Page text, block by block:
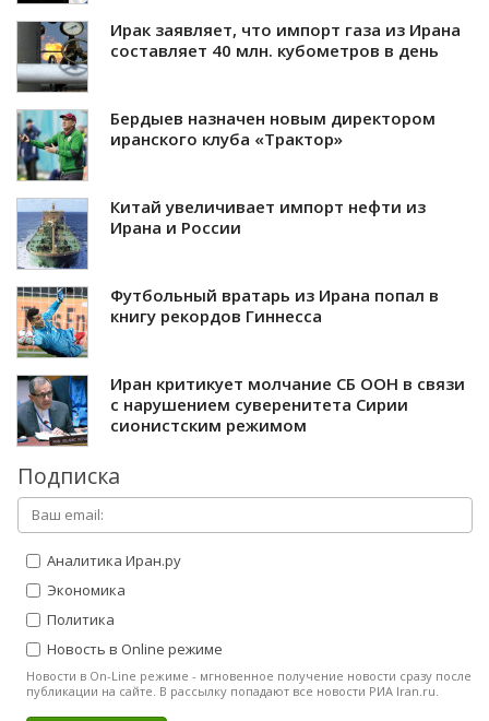
Ирак заявляет, что импорт газа из Ирана
составляет 40 млн. кубометров в день
Бердыев назначен новым директором
иранского клуба «Трактор»
Китай увеличивает импорт нефти из
Ирана и России
Футбольный вратарь из Ирана попал в
книгу рекордов Гиннесса
Иран критикует молчание СБ ООН в связи
с нарушением суверенитета Сирии
сионистским режимом
Подписка
Аналитика Иран.ру
Экономика
Политика
Новость в Online режиме
Новости в On-Line режиме - мгновенное получение новости сразу после
публикации на сайте. В рассылку попадают все новости РИА Iran.ru.